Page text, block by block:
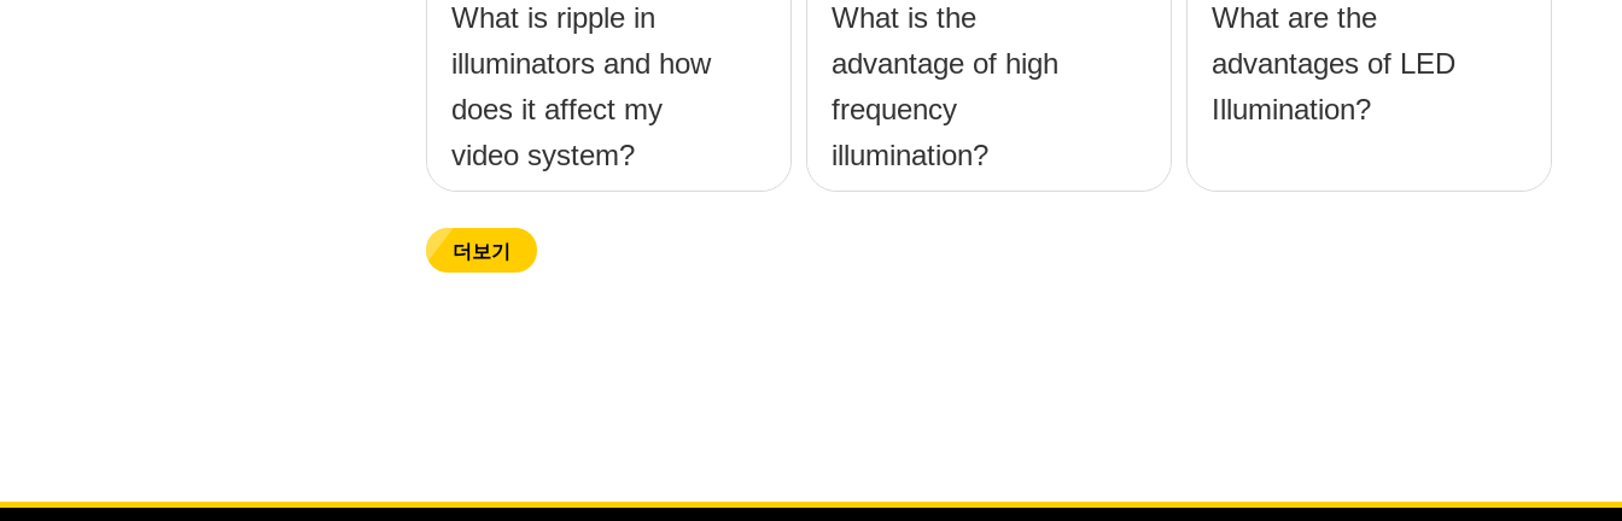
What is ripple in
illuminators and how
does it affect my
video system?
What is the
advantage of high
frequency
illumination?
What are the
advantages of LED
Illumination?
더보기